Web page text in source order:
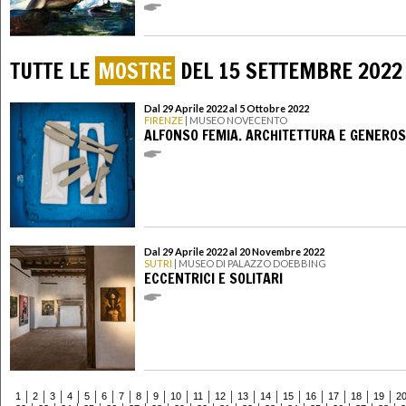
TUTTE LE MOSTRE DEL 15 SETTEMBRE 2022
Dal 29 Aprile 2022 al 5 Ottobre 2022
FIRENZE | MUSEO NOVECENTO
ALFONSO FEMIA. ARCHITETTURA E
Dal 29 Aprile 2022 al 20 Novembre 2022
SUTRI | MUSEO DI PALAZZO DOEBBING
ECCENTRICI E SOLITARI
1 2 3 4 5 6 7 8 9 10 11 12 13 14 15 16 17 18 19
20